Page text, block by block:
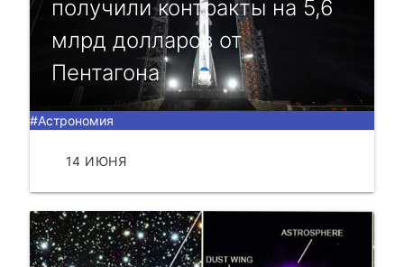
получили контракты на 5,6
млрд долларов от
Пентагона
#Астрономия
14 ИЮНЯ